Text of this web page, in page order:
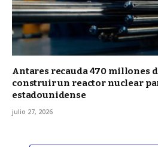
Antares recauda 470 millones
construir un reactor nuclear
estadounidense
julio 27, 2026